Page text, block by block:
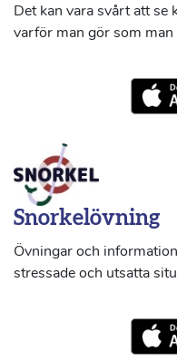
Det kan vara svårt att se
varför man gör som man
Snorkelövning
Övningar och
stressade och utsatta